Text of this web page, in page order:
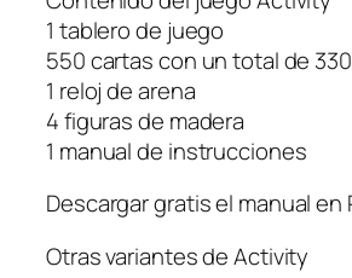
1 tablero de juego
550 cartas con un total de
1 reloj de arena
4 figuras de madera
1 manual de instrucciones
Descargar gratis el manual en
Otras variantes de Activity